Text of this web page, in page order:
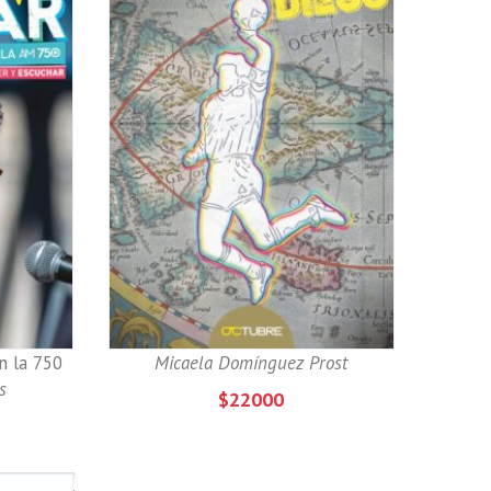
la 750
Micaela Domínguez Prost
$22000